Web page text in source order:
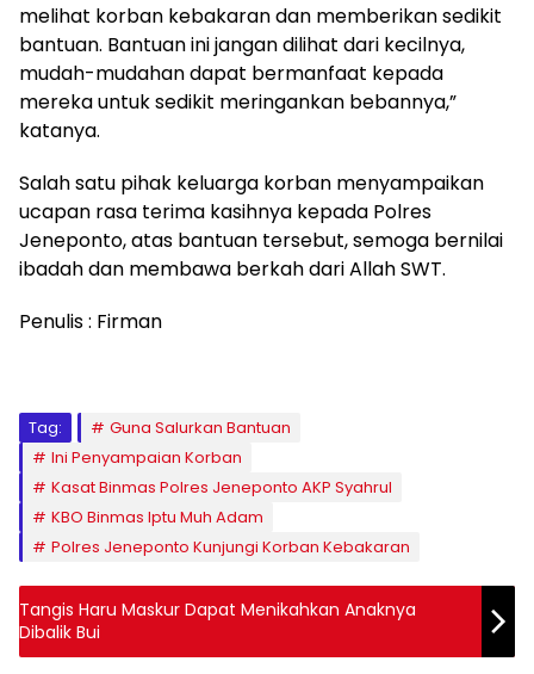
melihat korban kebakaran dan memberikan sedikit
bantuan. Bantuan ini jangan dilihat dari kecilnya,
mudah-mudahan dapat bermanfaat kepada
mereka untuk sedikit meringankan bebannya,”
katanya.
Salah satu pihak keluarga korban menyampaikan
ucapan rasa terima kasihnya kepada Polres
Jeneponto, atas bantuan tersebut, semoga bernilai
ibadah dan membawa berkah dari Allah SWT.
Penulis : Firman
Tag:
Guna Salurkan Bantuan
Ini Penyampaian Korban
Kasat Binmas Polres Jeneponto AKP Syahrul
KBO Binmas Iptu Muh Adam
Polres Jeneponto Kunjungi Korban Kebakaran
Tangis Haru Maskur Dapat Menikahkan Anaknya
Dibalik Bui